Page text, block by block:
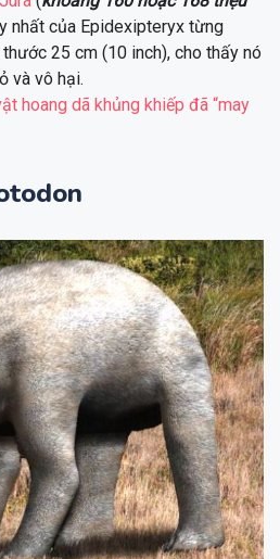
nhất của Epidexipteryx từng
25 cm (10 inch), cho thấy nó
và vô hại.
hoang dã khủng khiếp đã “may